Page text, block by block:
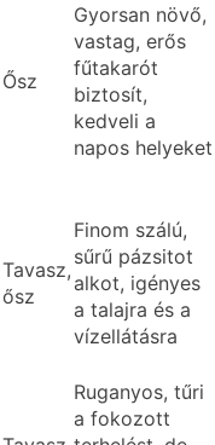
Ősz
Gyorsan növő,
vastag, erős
fűtakarót
biztosít,
kedveli a
napos helyeket
Tavasz,
ősz
Finom szálú,
sűrű pázsitot
alkot, igényes
a talajra és a
vízellátásra
Ruganyos, tűri
a fokozott